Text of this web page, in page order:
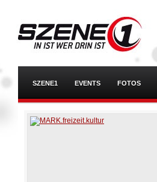
SZENE1 EVENTS FOTOS